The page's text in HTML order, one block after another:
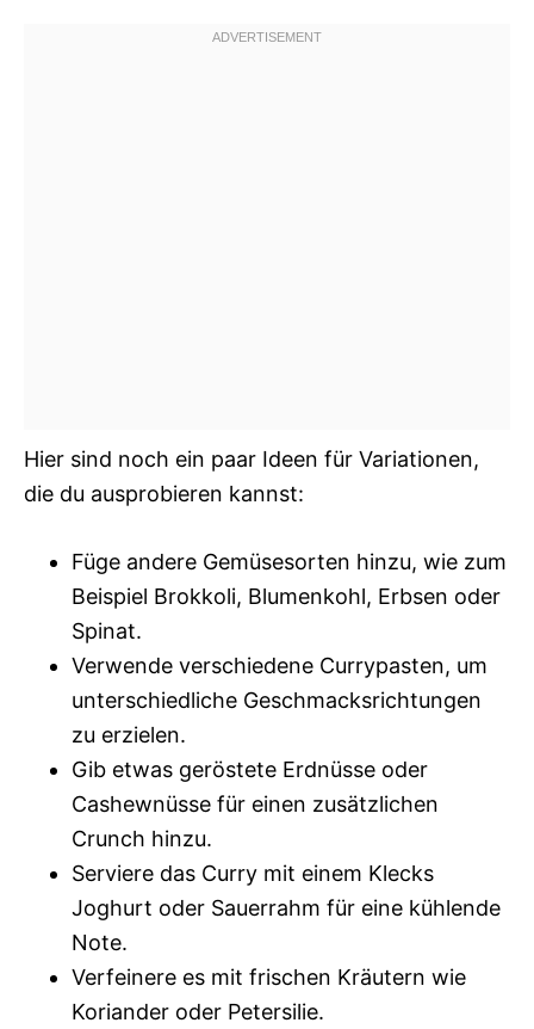
Hier sind noch ein paar Ideen für Variationen,
die du ausprobieren kannst:
Füge andere Gemüsesorten hinzu, wie zum
Beispiel Brokkoli, Blumenkohl, Erbsen oder
Spinat.
Verwende verschiedene Currypasten, um
unterschiedliche Geschmacksrichtungen
zu erzielen.
Gib etwas geröstete Erdnüsse oder
Cashewnüsse für einen zusätzlichen
Crunch hinzu.
Serviere das Curry mit einem Klecks
Joghurt oder Sauerrahm für eine kühlende
Note.
Verfeinere es mit frischen Kräutern wie
Koriander oder Petersilie.